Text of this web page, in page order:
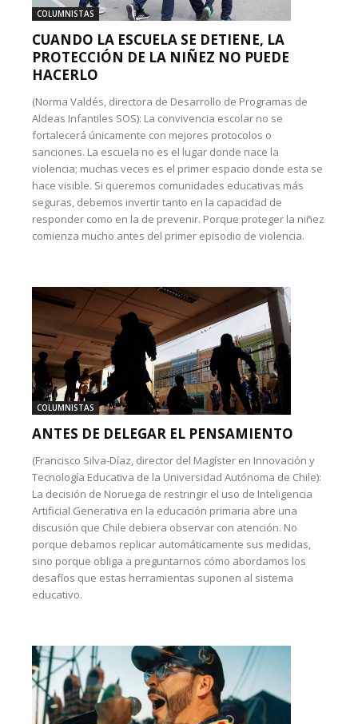
COLUMNISTAS
CUANDO LA ESCUELA SE DETIENE, LA
PROTECCIÓN DE LA NIÑEZ NO PUEDE
HACERLO
(Norma Valdés, directora de Desarrollo de Programas de
Aldeas Infantiles SOS): La convivencia escolar no se
fortalecerá únicamente con mejores protocolos o
sanciones. La escuela no es el lugar donde nace la
violencia; muchas veces es el primer espacio donde esta se
hace visible. Si queremos comunidades educativas más
seguras, debemos invertir tanto en la capacidad de
responder como en la de prevenir. Porque proteger la niñez
comienza mucho antes del primer episodio de violencia.
COLUMNISTAS
ANTES DE DELEGAR EL PENSAMIENTO
(Francisco Silva-Díaz, director del Magíster en Innovación y
Tecnología Educativa de la Universidad Autónoma de Chile):
La decisión de Noruega de restringir el uso de Inteligencia
Artificial Generativa en la educación primaria abre una
discusión que Chile debiera observar con atención. No
porque debamos replicar automáticamente sus medidas,
sino porque obliga a preguntarnos cómo abordamos los
desafíos que estas herramientas suponen al sistema
educativo.